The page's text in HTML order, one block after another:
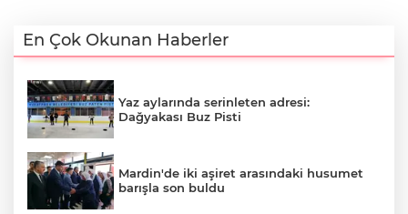
En Çok Okunan Haberler
Yaz aylarında serinleten adresi:
Dağyakası Buz Pisti
Mardin'de iki aşiret arasındaki husumet
barışla son buldu